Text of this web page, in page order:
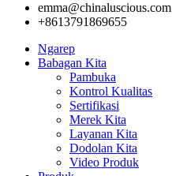
emma@chinaluscious.com
+8613791869655
Ngarep
Babagan Kita
Pambuka
Kontrol Kualitas
Sertifikasi
Merek Kita
Layanan Kita
Dodolan Kita
Video Produk